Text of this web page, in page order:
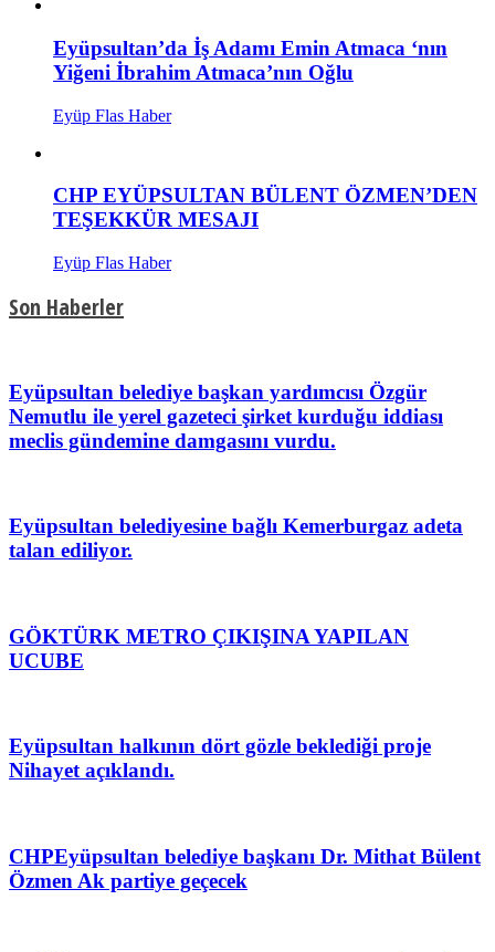
Eyüpsultan’da İş Adamı Emin Atmaca ‘nın
Yiğeni İbrahim Atmaca’nın Oğlu
Eyüp Flas Haber
CHP EYÜPSULTAN BÜLENT ÖZMEN’DEN
TEŞEKKÜR MESAJI
Eyüp Flas Haber
Son Haberler
Eyüpsultan belediye başkan yardımcısı Özgür
Nemutlu ile yerel gazeteci şirket kurduğu iddiası
meclis gündemine damgasını vurdu.
Eyüpsultan belediyesine bağlı Kemerburgaz adeta
talan ediliyor.
GÖKTÜRK METRO ÇIKIŞINA YAPILAN
UCUBE
Eyüpsultan halkının dört gözle beklediği proje
Nihayet açıklandı.
CHPEyüpsultan belediye başkanı Dr. Mithat Bülent
Özmen Ak partiye geçecek